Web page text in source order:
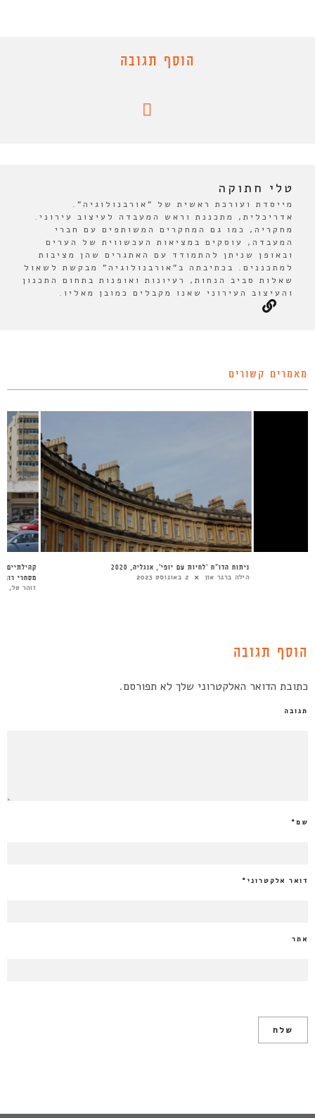
הוסף תגובה
טלי חתוקה
מייסדת ועורכת ראשית של "אורבנולוגיה".
אדריכלית, מתכננת וראש המעבדה לעיצוב עירוני.
מחקריה, כמו גם המחקרים המשותפים עם חברי
המעבדה, עוסקים במציאות העכשווית של הערים
ובאופן שניתן להתמודד עם האתגרים שהן מציבות
למתכננים. בכתיבתה ב"אורבנולוגיה" מבקשת לשאול
שאלות סביב הנחות, רעיונות ואופנות בתחום התכנון
והעיצוב העירוני שאנו מקבלים כמובן מאליו.
מאמרים קשורים
ניתוח הדו”ח ‘לחיות עם יופי’, אנגליה, 2020
הילה ברגר און 2 באוגוסט 2023
הוסף תגובה
כתובת הדואר האלקטרוני שלך לא תפורסם.
תגובה
שם*
דואר אלקטרוני *
אתר